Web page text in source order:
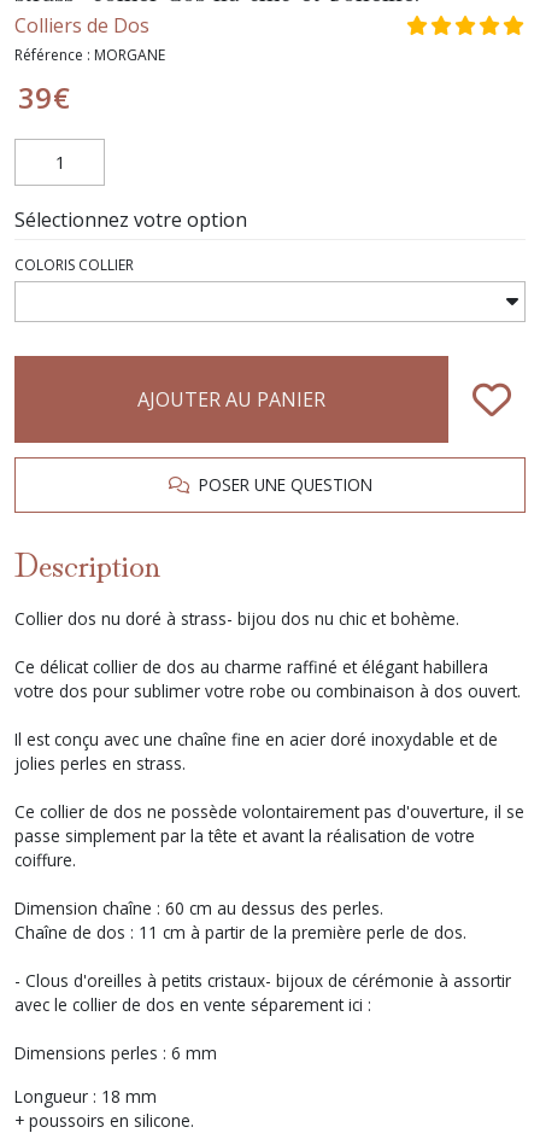
Colliers de Dos
Référence : MORGANE
39€
Sélectionnez votre option
COLORIS COLLIER
AJOUTER AU PANIER
POSER UNE QUESTION
Description
Collier dos nu doré à strass- bijou dos nu chic et bohème.
Ce délicat collier de dos au charme raffiné et élégant habillera
votre dos pour sublimer votre robe ou combinaison à dos ouvert.
Il est conçu avec une chaîne fine en acier doré inoxydable et de
jolies perles en strass.
Ce collier de dos ne possède volontairement pas d'ouverture, il se
passe simplement par la tête et avant la réalisation de votre
coiffure.
Dimension chaîne : 60 cm au dessus des perles.
Chaîne de dos : 11 cm à partir de la première perle de dos.
- Clous d'oreilles à petits cristaux- bijoux de cérémonie à assortir
avec le collier de dos en vente séparement ici :
Dimensions perles : 6 mm
Longueur : 18 mm
+ poussoirs en silicone.